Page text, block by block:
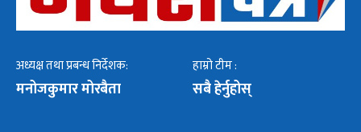
अध्यक्ष तथा प्रबन्ध निर्देशक:
मनोजकुमार मोरबैता
हाम्रो टीम :
सबै हेर्नुहोस्